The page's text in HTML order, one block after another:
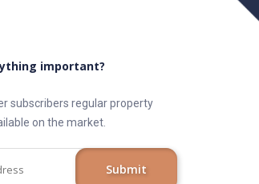
important?
subscribers regular property
on the market.
Submit